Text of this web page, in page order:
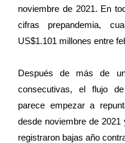
noviembre de 2021. En
cifras prepandemia,
US$1.101 millones entre
Después de más de
consecutivas, el flujo
parece empezar a
desde noviembre de
registraron bajas año